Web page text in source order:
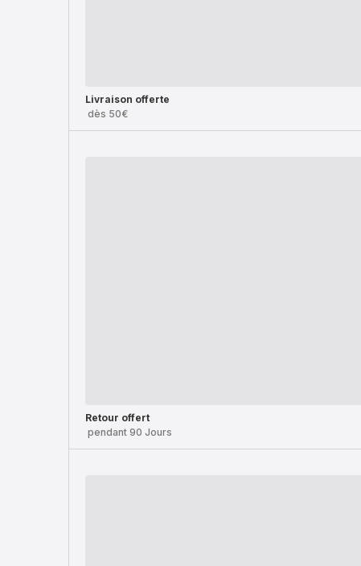
Livraison offerte
dès 50€
Retour offert
pendant 90 Jours